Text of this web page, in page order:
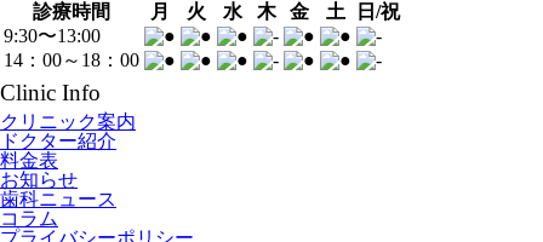
診療時間
月 火 水 木 金 土
日/祝
9:30〜13:00
14：00～18：00
Clinic Info
クリニック案内
ドクター紹介
料金表
お知らせ
歯科ニュース
コラム
プライバシーポリシー